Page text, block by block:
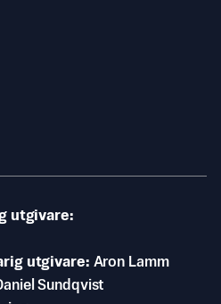
utgivare
utgivare Aron Lamm
Sundqvist